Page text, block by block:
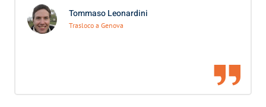
Tommaso Leonardini
Trasloco a Genova